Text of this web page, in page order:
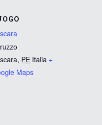
, PE Italia +
Maps